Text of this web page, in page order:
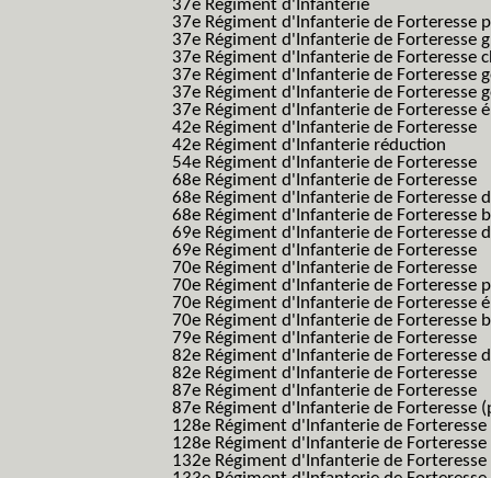
37e Régiment d'Infanterie
37e Régiment d'Infanterie de Forteresse
37e Régiment d'Infanterie de Forteresse
37e Régiment d'Infanterie de Forteresse
37e Régiment d'Infanterie de Forteresse
37e Régiment d'Infanterie de Forteresse
37e Régiment d'Infanterie de Forteresse
42e Régiment d'Infanterie de Forteresse
42e Régiment d'Infanterie réduction
54e Régiment d'Infanterie de Forteresse
68e Régiment d'Infanterie de Forteresse
68e Régiment d'Infanterie de Forteresse
68e Régiment d'Infanterie de Forteresse
69e Régiment d'Infanterie de Forteresse
69e Régiment d'Infanterie de Forteresse
70e Régiment d'Infanterie de Forteresse
70e Régiment d'Infanterie de Forteresse
70e Régiment d'Infanterie de Forteresse
70e Régiment d'Infanterie de Forteresse
79e Régiment d'Infanterie de Forteresse
82e Régiment d'Infanterie de Forteresse
82e Régiment d'Infanterie de Forteresse
87e Régiment d'Infanterie de Forteresse
87e Régiment d'Infanterie de Forteresse
128e Régiment d'Infanterie de Forteresse
128e Régiment d'Infanterie de
132e Régiment d'Infanterie de Forteresse